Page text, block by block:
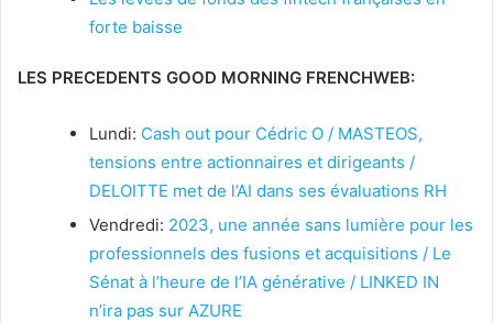
forte baisse
LES PRECEDENTS GOOD MORNING FRENCHWEB:
Lundi: Cash out pour Cédric O / MASTEOS,
tensions entre actionnaires et dirigeants /
DELOITTE met de l’AI dans ses évaluations RH
Vendredi: 2023, une année sans lumière pour les
professionnels des fusions et acquisitions / Le
Sénat à l’heure de l’IA générative / LINKED IN
n’ira pas sur AZURE